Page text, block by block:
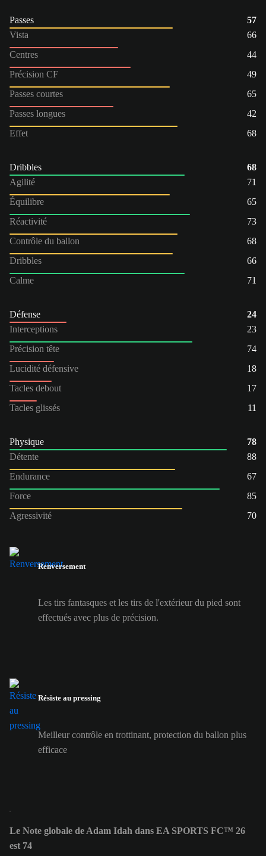
Passes
57
Vista
66
Centres
44
Précision CF
49
Passes courtes
65
Passes longues
42
Effet
68
Dribbles
68
Agilité
71
Équilibre
65
Réactivité
73
Contrôle du ballon
68
Dribbles
66
Calme
71
Défense
24
Interceptions
23
Précision tête
74
Lucidité défensive
18
Tacles debout
17
Tacles glissés
11
Physique
78
Détente
88
Endurance
67
Force
85
Agressivité
70
Renversement
Les tirs fantasques et les tirs de l'extérieur du pied sont
effectués avec plus de précision.
Résiste au pressing
Meilleur contrôle en trottinant, protection du ballon plus
efficace
Le Note globale de Adam Idah dans EA SPORTS FC™ 26
est 74